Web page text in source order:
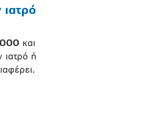
ιατρό
και
ιατρό ή